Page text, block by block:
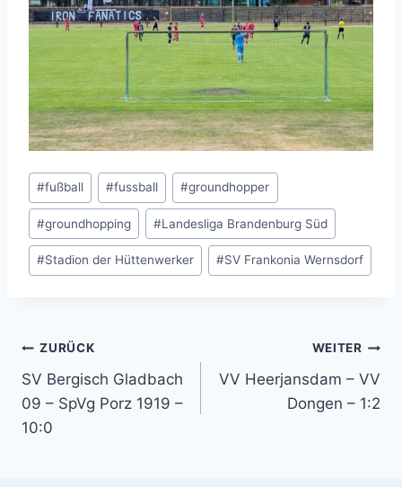
Schlagworte:
#fußball #fussball #groundhopper
#groundhopping #Landesliga Brandenburg Süd
#Stadion der Hüttenwerker #SV Frankonia Wernsdorf
Beitragsnavigation
ZURÜCK
SV Bergisch Gladbach
09 – SpVg Porz 1919 –
10:0
WEITER
VV Heerjansdam – VV
Dongen – 1:2